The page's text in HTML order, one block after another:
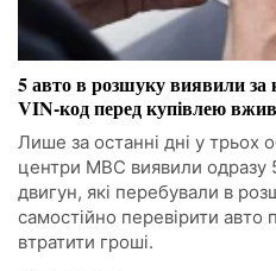
5 авто в розшуку виявили за
VIN-код перед купівлею
Лише за останні дні у трьох
центри МВС виявили одразу
двигун, які перебували в
самостійно перевірити
втратити гроші.